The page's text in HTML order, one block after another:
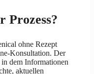
Prozess?
ohne Rezept
Konsultation. Der
dem Informationen
aktuellen